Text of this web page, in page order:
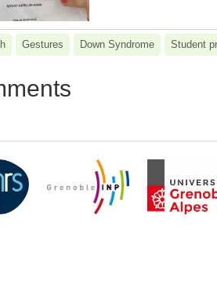
Gestures Down Syndrome Student